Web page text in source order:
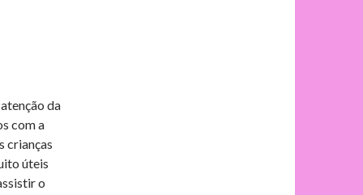
da
com a
crianças
úteis
o